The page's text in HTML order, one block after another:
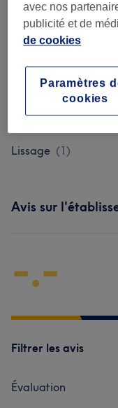
Homme - Coupe De
Barbier (7)
Enfant - Coupe De
Coloration (1)
Lissage (1)
Avis sur
-.-
Filtrer les avis
Évaluation
avec nos
publicité et de
de cookies
Paramètres
cookies